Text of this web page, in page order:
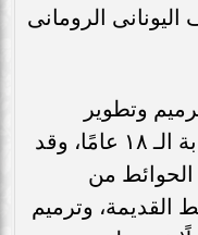
الرومانى
وتطوير
المتحف اليونانى الرومانى قرابة الـ ١٨ عامًا، وقد
من
القديمة، وترميم